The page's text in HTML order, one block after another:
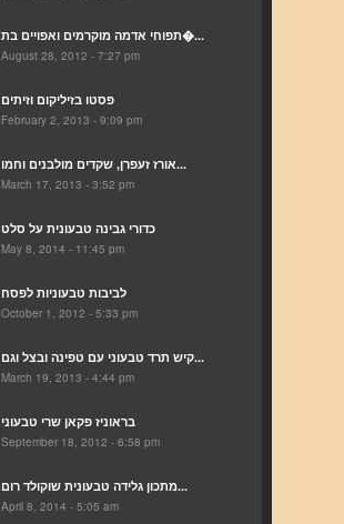
תפוחי אדמה מוקרמים ואפויים בת�...
August 28, 2012 - 7:27 pm
פסטו בזיליקום וזיתים
February 2, 2013 - 9:09 pm
אורז זעפרן, שקדים מולבנים וחמו...
March 17, 2013 - 3:52 pm
כדורי גבינה טבעונית על סלט
May 8, 2014 - 11:45 pm
לביבות טבעוניות לפסח
October 1, 2012 - 5:33 pm
קיש תרד טבעוני עם טפינה ובצל וגם...
March 19, 2013 - 4:44 pm
בראוניז פקאן שרי טבעוני
September 18, 2012 - 6:58 pm
מתכון גלידה טבעונית שוקולד רום...
April 8, 2014 - 5:05 am